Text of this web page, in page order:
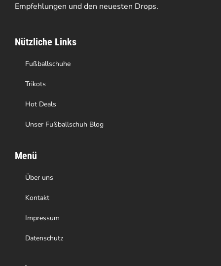
können
der
Produktseite
gewählt
werden
Empfehlungen und den neuesten Drops.
Nützliche Links
Fußballschuhe
Trikots
Hot Deals
Unser Fußballschuh Blog
Menü
Über uns
Kontakt
Impressum
Datenschutz